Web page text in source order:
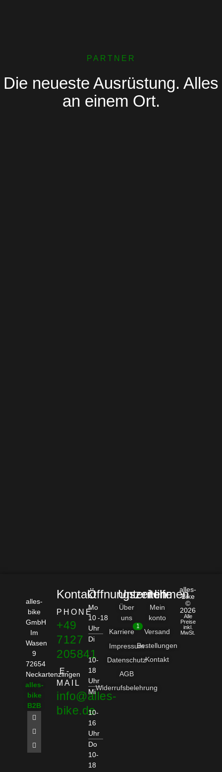
PARTNER
Die neueste Ausrüstung. Alles
an einem Ort.
alles-
bike
GmbH
Im
Wasen
9
72654
Neckartenzlingen
alles-
bike
B2B
Kontakt
PHONE
+49
7127
205841
E-
MAIL
info@alles-
bike.de
Öffnungszeiten
Mo
10 -18
Uhr
Di
10-
18
Uhr
Mi
10-
16
Uhr
Do
10-
18
Unternehmen
Über
uns
Karriere
1
Impressum
Datenschutz
AGB
Widerrufsbelehrung
Hilfe
Mein
konto
Versand
Bestellungen
Kontakt
alles-
Bike
©
2026
Alle
Preise
inkl.
MwSt.